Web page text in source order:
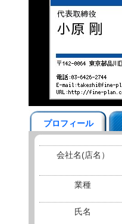
プロフィール
会社名(店名）
業種
氏名